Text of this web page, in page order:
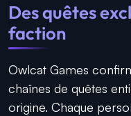
Des quêtes
faction
Owlcat Games
chaînes de quêtes
origine. Chaque